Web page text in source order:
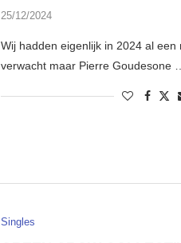
25/12/2024
Wij hadden eigenlijk in 2024 al
verwacht maar Pierre Goudesone
Singles